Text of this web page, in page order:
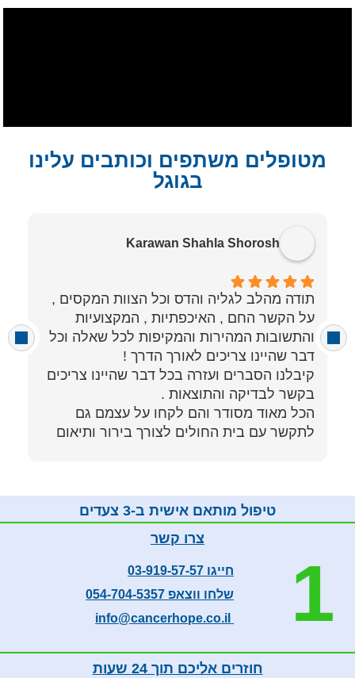
מטופלים משתפים וכותבים עלינו
בגוגל
Karawan Shahla Shorosh
תודה מהלב לגליה והדס וכל הצוות המקסים ,
והתשובות המהירות והמקיפות לכל שאלה וכל
קיבלנו הסברים ועזרה בכל דבר שהיינו צריכים
הכל מאוד מסודר והם לקחו על עצמם גם
לתקשר עם בית החולים לצורך בירור ותיאום
טיפול מותאם אישית ב-3 צעדים
צרו קשר
1
חייגו 03-919-57-57
שלחו ווצאפ 054-704-5357
חוזרים אליכם תוך 24 שעות